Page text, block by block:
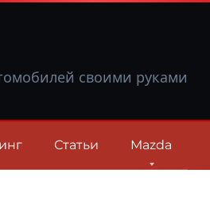
своими руками
Статьи Mazda